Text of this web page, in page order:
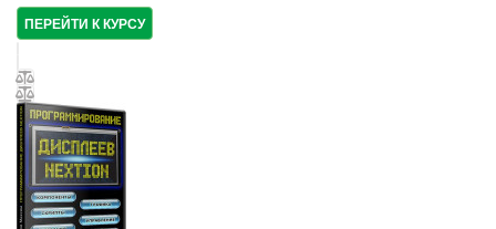
ПЕРЕЙТИ К КУРСУ